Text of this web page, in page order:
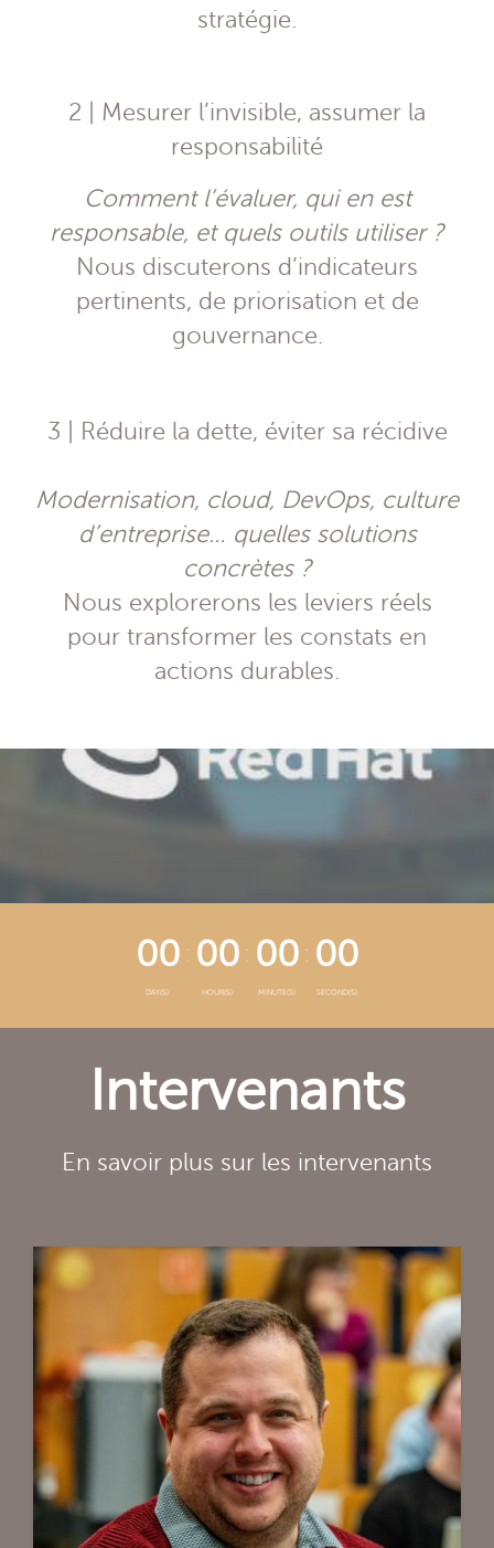
stratégie.
2 | Mesurer l’invisible, assumer la
responsabilité
Comment l’évaluer, qui en est
responsable, et quels outils utiliser ?
Nous discuterons d’indicateurs
pertinents, de priorisation et de
gouvernance.
3 | Réduire la dette, éviter sa récidive
Modernisation, cloud, DevOps, culture
d’entreprise… quelles solutions
concrètes ?
Nous explorerons les leviers réels
pour transformer les constats en
actions durables.
00
DAY(S)
00
HOUR(S)
00
MINUTE(S)
00
SECOND(S)
Intervenants
En savoir plus sur les intervenants